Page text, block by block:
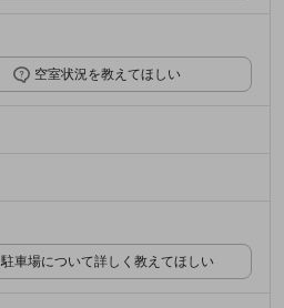
空室状況を教えてほしい
駐車場について詳しく教えてほしい